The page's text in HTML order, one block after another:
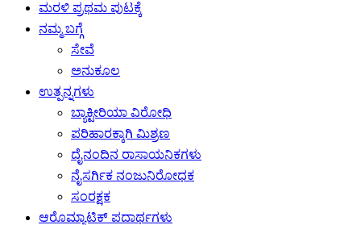
ಮರಳಿ ಪ್ರಥಮ ಪುಟಕ್ಕೆ
ನಮ್ಮ ಬಗ್ಗೆ
ಸೇವೆ
ಅನುಕೂಲ
ಉತ್ಪನ್ನಗಳು
ಬ್ಯಾಕ್ಟೀರಿಯಾ ವಿರೋಧಿ
ಪರಿಹಾರಕ್ಕಾಗಿ ಮಿಶ್ರಣ
ದೈನಂದಿನ ರಾಸಾಯನಿಕಗಳು
ನೈಸರ್ಗಿಕ ನಂಜುನಿರೋಧಕ
ಸಂರಕ್ಷಕ
ಆರೊಮ್ಯಾಟಿಕ್ ಪದಾರ್ಥಗಳು